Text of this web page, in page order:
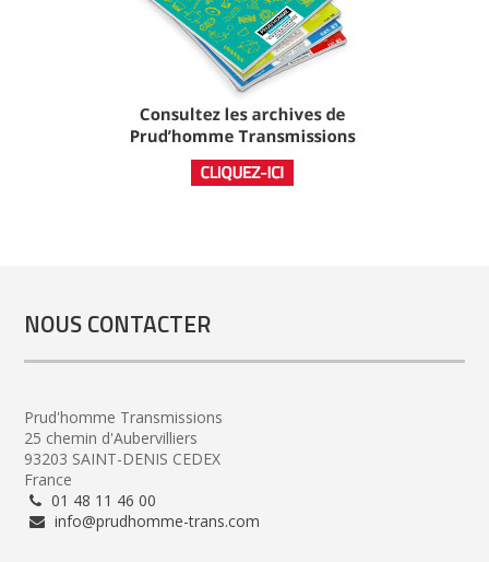
NOUS CONTACTER
Prud'homme Transmissions
25 chemin d'Aubervilliers
93203 SAINT-DENIS CEDEX
France
01 48 11 46 00
info@prudhomme-trans.com